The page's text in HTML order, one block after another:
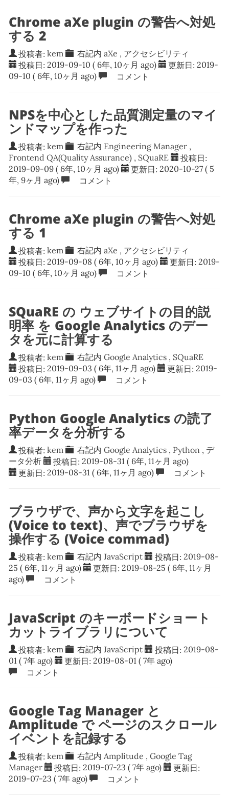
Chrome aXe plugin の警告へ対処
する 2
投稿者: kem 右記内aXe , アクセシビリティ
投稿日: 2019-09-10 ( 6年, 10ヶ月 ago) 更新日: 2019-
09-10 ( 6年, 10ヶ月 ago) コメント
NPSを中心とした品質測定量のマイ
ンドマップを作った
投稿者: kem 右記内 Engineering Manager ,
Frontend QA(Quality Assurance) , SQuaRE 投稿日:
2019-09-09 ( 6年, 10ヶ月 ago) 更新日: 2020-10-27 ( 5
年, 9ヶ月 ago)
コメント
Chrome aXe plugin の警告へ対処
する 1
投稿者: kem 右記内aXe , アクセシビリティ
投稿日: 2019-09-08 ( 6年, 10ヶ月 ago) 更新日: 2019-
09-10 ( 6年, 10ヶ月 ago) コメント
SQuaRE の ウェブサイトの目的説
明率 を Google Analytics のデー
タを元に計算する
投稿者: kem 右記内Google Analytics , SQuaRE
投稿日: 2019-09-03 ( 6年, 11ヶ月 ago) 更新日: 2019-
09-03 ( 6年, 11ヶ月 ago) コメント
Python Google Analytics の読了
率データを分析する
投稿者: kem 右記内Google Analytics , Python , デ
ータ分析
投稿日: 2019-08-31 ( 6年, 11ヶ月 ago)
更新日: 2019-08-31 ( 6年, 11ヶ月 ago) コメント
ブラウザで、声から文字を起こし
(Voice to text)、声でブラウザを
操作する (Voice commad)
投稿者: kem 右記内JavaScript 投稿日: 2019-08-
25 ( 6年, 11ヶ月 ago) 更新日: 2019-08-25 ( 6年, 11ヶ月
ago)
コメント
JavaScript のキーボードショート
カットライブラリについて
投稿者: kem 右記内JavaScript 投稿日: 2019-08-
01 ( 7年 ago) 更新日: 2019-08-01 ( 7年 ago)
コメント
Google Tag Manager と
Amplitude で ページのスクロール
イベントを記録する
投稿者: kem 右記内Amplitude ,Google Tag
Manager
投稿日: 2019-07-23 ( 7年 ago) 更新日:
2019-07-23 ( 7年 ago) コメント